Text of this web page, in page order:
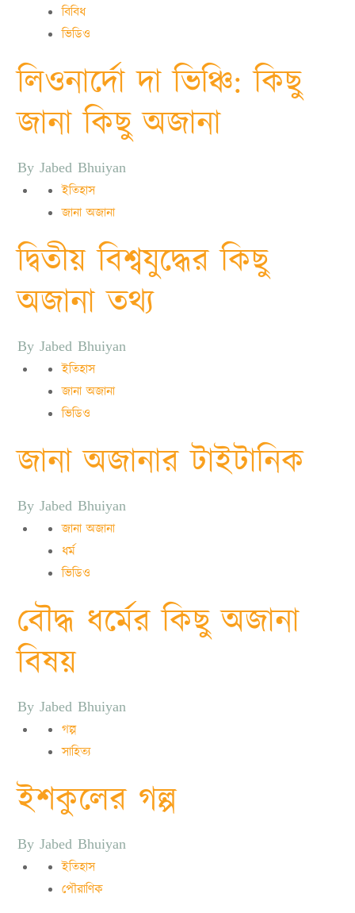
বিবিধ
ভিডিও
লিওনার্দো দা ভিঞ্চি: কিছু
জানা কিছু অজানা
ByJabed Bhuiyan
ইতিহাস
জানা অজানা
দ্বিতীয় বিশ্বযুদ্ধের কিছু
অজানা তথ্য
ByJabed Bhuiyan
ইতিহাস
জানা অজানা
ভিডিও
জানা অজানার টাইটানিক
ByJabed Bhuiyan
জানা অজানা
ধর্ম
ভিডিও
বৌদ্ধ ধর্মের কিছু অজানা
বিষয়
ByJabed Bhuiyan
গল্প
সাহিত্য
ইশকুলের গল্প
ByJabed Bhuiyan
ইতিহাস
পৌরাণিক